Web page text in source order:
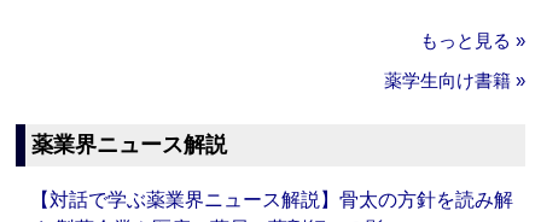
もっと見る »
薬学生向け書籍 »
薬業界ニュース解説
【対話で学ぶ薬業界ニュース解説】骨太の方針を読み解